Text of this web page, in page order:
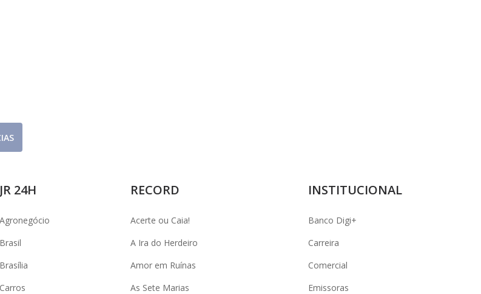
JR 24H
Agronegócio
Brasil
Brasília
Carros
RECORD
Acerte ou Caia!
A Ira do Herdeiro
Amor em Ruínas
As Sete Marias
INSTITUCIONAL
Banco Digi+
Carreira
Comercial
Emissoras